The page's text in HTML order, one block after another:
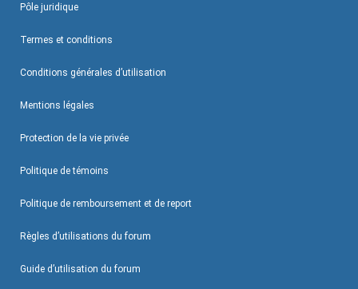
Pôle juridique
Termes et conditions
Conditions générales d’utilisation
Mentions légales
Protection de la vie privée
Politique de témoins
Politique de remboursement et de report
Règles d’utilisations du forum
Guide d’utilisation du forum